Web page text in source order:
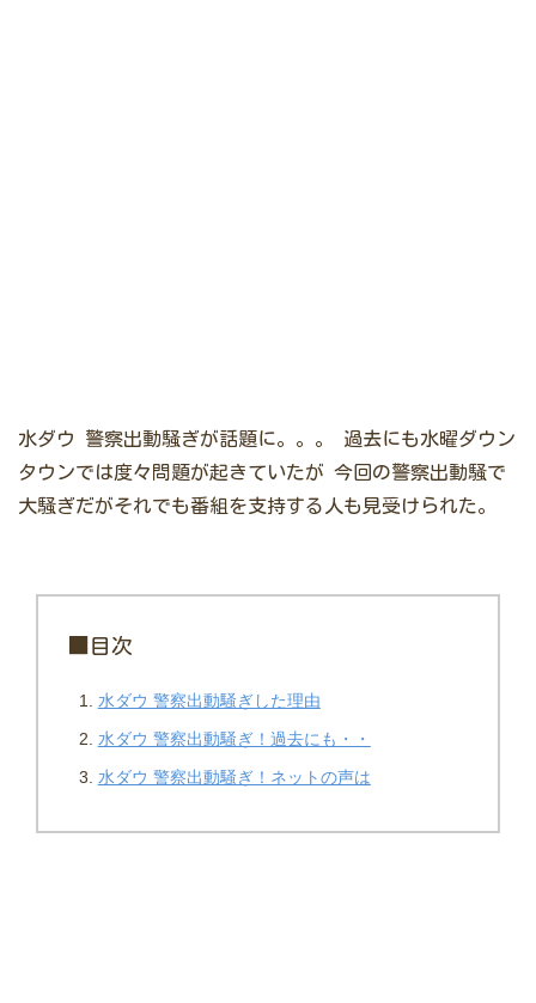
水ダウ 警察出動騒ぎが話題に。。。
過去にも水曜ダウン
タウンでは度々問題が起きていたが 今回の警察出動騒で
大騒ぎだがそれでも番組を支持する人も見受けられた。
■目次
水ダウ 警察出動騒ぎした理由
水ダウ 警察出動騒ぎ！過去にも・・
水ダウ 警察出動騒ぎ！ネットの声は